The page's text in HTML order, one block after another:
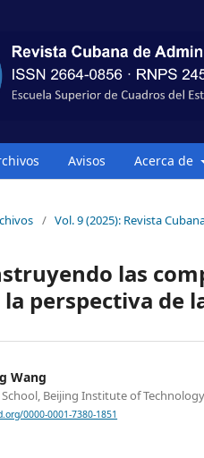
Avisos Acerca de
/ Vol. 9 (2025): Revista
las
la perspectiva de
Wang
Beijing Institute of
0000-0001-7380-1851